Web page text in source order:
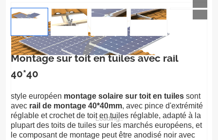
Loading...
Montage sur toit en tuiles avec rail
40*40
style européen montage solaire sur toit en tuiles sont
avec rail de montage 40*40mm, avec pince d'extrémité
réglable et crochet de toit en tuiles réglable, adapté à la
plupart des toits de tuiles sur les marchés européens, et
le composant de montage peut être anodisé noir avec